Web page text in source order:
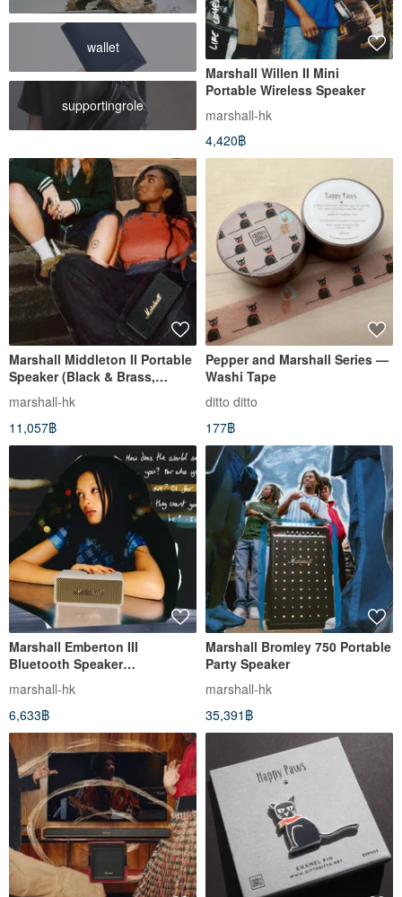
wallet
supportingrole
Marshall Willen II Mini
Portable Wireless Speaker
marshall-hk
4,420฿
Marshall Middleton II Portable
Speaker (Black & Brass,
Cream)
marshall-hk
11,057฿
Pepper and Marshall Series —
Washi Tape
ditto ditto
177฿
Marshall Emberton III
Bluetooth Speaker
(Black&Brass,Cream,Sage,Mid
night Blue)
marshall-hk
6,633฿
Marshall Bromley 750 Portable
Party Speaker
marshall-hk
35,391฿